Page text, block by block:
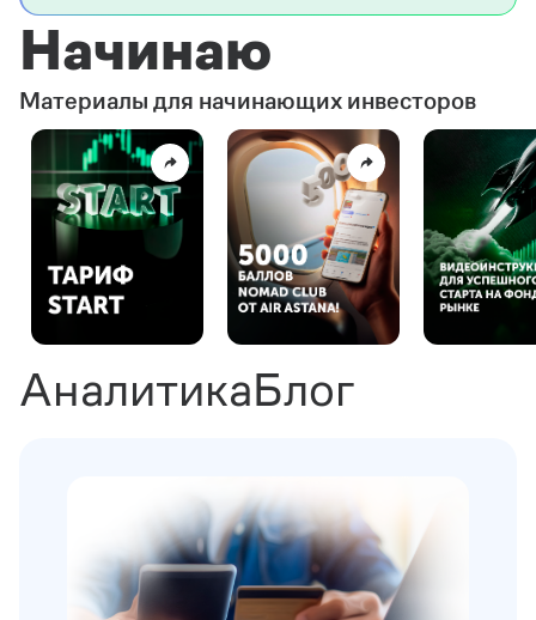
Начинаю
Материалы для начинающих инвесторов
АналитикаБлог